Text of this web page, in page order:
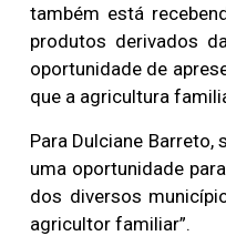
também está
produtos derivados
oportunidade de
que a agricultura
Para Dulciane
uma oportunidade
dos diversos
agricultor familiar”.